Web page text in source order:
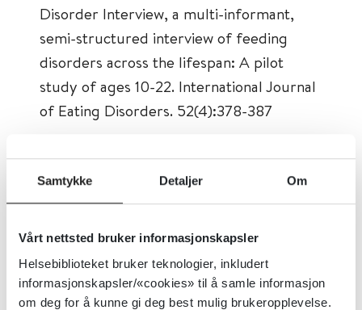
Samtykke Detaljer Om
Vårt nettsted bruker informasjonskapsler
Helsebiblioteket bruker teknologier, inkludert
informasjonskapsler/«cookies» til å samle informasjon
om deg for å kunne gi deg best mulig brukeropplevelse.
Disorder Interview, a multi-informant,
semi-structured interview of feeding
disorders across the lifespan: A pilot
study of ages 10-22. International Journal
of Eating Disorders. 52(4):378-387
Norsk oversettelse ved Heike Eichele
(2022), Regionalt fagmiljø for autisme,
etter tillatelse fra Rachel Bryant-Waugh.
Oversettelsesprosessen innebar
oversettelse til norsk, tilbakeoversettelse